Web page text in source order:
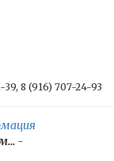
39, 8 (916) 707-24-93
-